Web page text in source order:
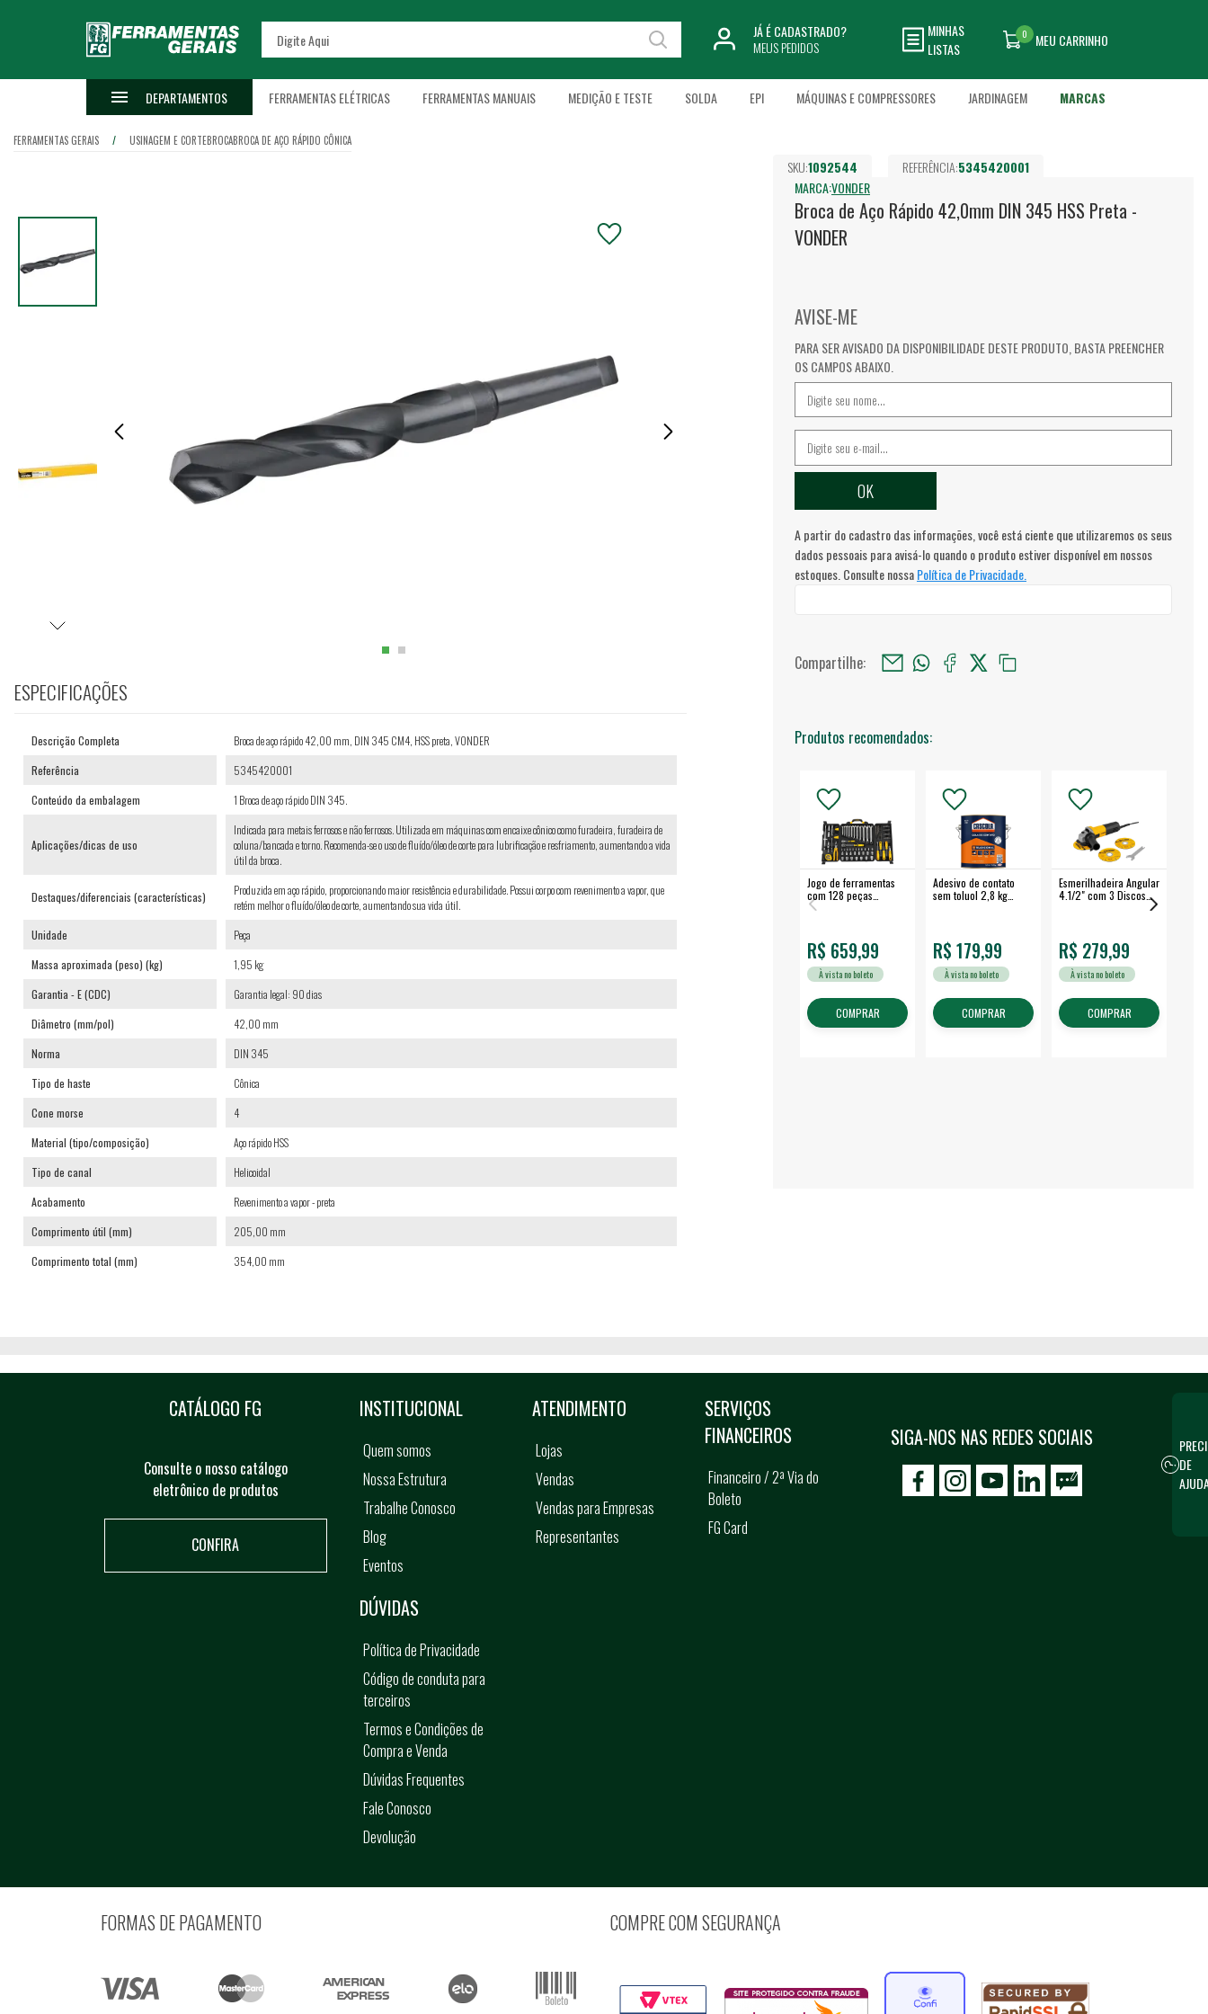
JÁ É CADASTRADO?
MEUS PEDIDOS
MINHAS
LISTAS
MEU CARRINHO
0
DEPARTAMENTOS FERRAMENTAS ELÉTRICAS FERRAMENTAS MANUAIS MEDIÇÃO E TESTE SOLDA EPI MÁQUINAS E COMPRESSORES JARDINAGEM MARCAS
FERRAMENTAS GERAIS USINAGEM E CORTEBROCABROCA DE AÇO RÁPIDO CÔNICA
SKU:1092544 REFERÊNCIA:5345420001
MARCA:VONDER
Broca de Aço Rápido 42,0mm DIN 345 HSS Preta -
VONDER
AVISE-ME
PARA SER AVISADO DA DISPONIBILIDADE DESTE PRODUTO, BASTA PREENCHER
OS CAMPOS ABAIXO.
A partir do cadastro das informações, você está ciente que utilizaremos os seus
dados pessoais para avisá-lo quando o produto estiver disponível em nossos
estoques. Consulte nossaPolítica de Privacidade.
Compartilhe:
Produtos recomendados:
Jogo de ferramentas
com 128 peças
embalagem fechada -
R$ 659,99
À vista no boleto
COMPRAR
Adesivo de contato
sem toluol 2,8 kg
R$ 179,99
À vista no boleto
COMPRAR
Esmerilhadeira Angular
4.1/2" com 3 Discos
R$ 279,99
À vista no boleto
COMPRAR
ESPECIFICAÇÕES
Descrição Completa
Broca de aço rápido 42,00 mm, DIN 345 CM4, HSS preta, VONDER
Referência
5345420001
Conteúdo da embalagem
1 Broca de aço rápido DIN 345.
Aplicações/dicas de uso
Indicada para metais ferrosos e não ferrosos. Utilizada em máquinas com encaixe cônico como furadeira, furadeira de
coluna/bancada e torno. Recomenda-se o uso de fluído/óleo de corte para lubrificação e resfriamento, aumentando a vida
útil da broca.
Destaques/diferenciais (características)
Produzida em aço rápido, proporcionando maior resistência e durabilidade. Possui corpo com revenimento a vapor, que
retém melhor o fluído/óleo de corte, aumentando sua vida útil.
Unidade
Peça
Massa aproximada (peso) (kg)
1,95 kg
Garantia - E (CDC)
Garantia legal: 90 dias
Diâmetro (mm/pol)
42,00 mm
Norma
DIN 345
Tipo de haste
Cônica
Cone morse
4
Material (tipo/composição)
Aço rápido HSS
Tipo de canal
Helicoidal
Acabamento
Revenimento a vapor - preta
Comprimento útil (mm)
205,00 mm
Comprimento total (mm)
354,00 mm
CATÁLOGO FG
Consulte o nosso catálogo
eletrônico de produtos
CONFIRA
SIGA-NOS NAS REDES SOCIAIS
icon-facebook
icon-social02icon-social03
INSTITUCIONAL
Quem somos
Nossa Estrutura
Trabalhe Conosco
Blog
Eventos
ATENDIMENTO
Lojas
Vendas
Vendas para Empresas
Representantes
SERVIÇOS
FINANCEIROS
Financeiro / 2ª Via do
Boleto
FG Card
DÚVIDAS
Política de Privacidade
Código de conduta para
terceiros
Termos e Condições de
Compra e Venda
Dúvidas Frequentes
Fale Conosco
Devolução
FORMAS DE PAGAMENTO COMPRE COM SEGURANÇA
DE